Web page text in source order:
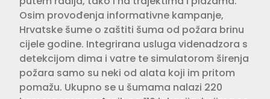
Osim provođenja informativne kampanje,
Hrvatske šume o zaštiti šuma od požara brinu
cijele godine. Integrirana usluga videnadzora s
detekcijom dima i vatre te simulatorom širenja
požara samo su neki od alata koji im pritom
pomažu. Ukupno se u šumama nalazi 220